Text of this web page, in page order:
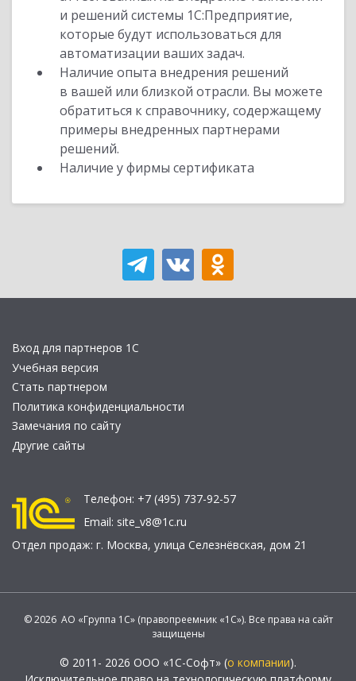
и решений системы 1С:Предприятие,
которые будут использоваться для
автоматизации ваших задач.
Наличие опыта внедрения решений
в вашей или близкой отрасли. Вы можете
обратиться к справочнику, содержащему
примеры внедренных партнерами
решений.
Наличие у фирмы сертификата
Вход для партнеров 1С
Учебная версия
Стать партнером
Политика конфиденциальности
Замечания по сайту
Другие сайты
Телефон: +7 (495) 737-92-57
Email: site_v8@1c.ru
Отдел продаж: г. Москва, улица Селезнёвская, дом 21
© 2026 АО «Группа 1С» (правопреемник «1С»). Все права на сайт
защищены
© 2011- 2026 ООО «1С-Софт» (о компании).